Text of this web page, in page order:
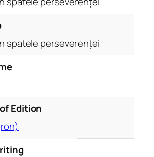
spatele perseverenței
Edition